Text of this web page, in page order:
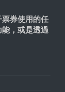
券使用的任
，或是透過